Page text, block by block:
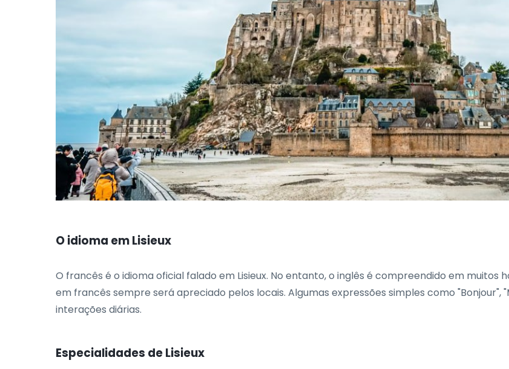
O idioma em Lisieux
O francês é o idioma oficial falado em Lisieux. No entanto, o inglês é compreendido em
em francês sempre será apreciado pelos locais. Algumas expressões simples como "Bonjour",
interações diárias.
Especialidades de Lisieux